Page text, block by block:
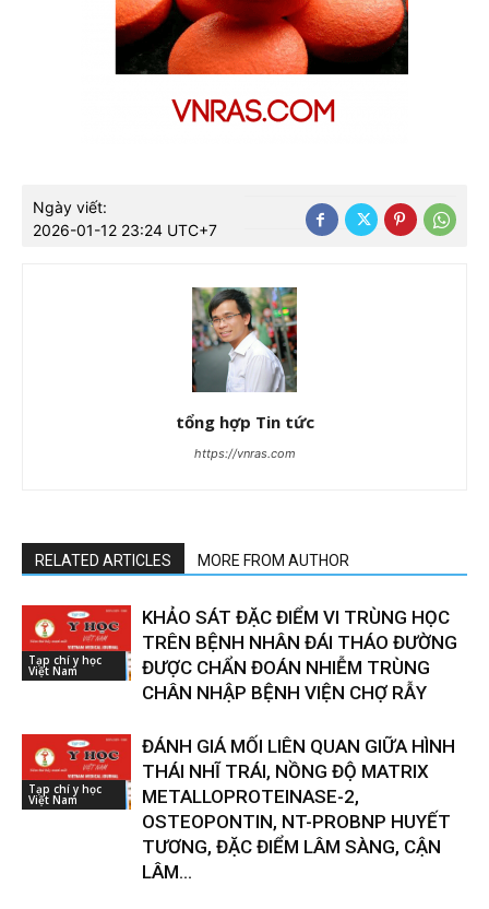
Ngày viết:
2026-01-12 23:24 UTC+7
tổng hợp Tin tức
https://vnras.com
RELATED ARTICLES MORE FROM AUTHOR
Tạp chí y học
Việt Nam
KHẢO SÁT ĐẶC ĐIỂM VI TRÙNG HỌC
TRÊN BỆNH NHÂN ĐÁI THÁO ĐƯỜNG
ĐƯỢC CHẨN ĐOÁN NHIỄM TRÙNG
CHÂN NHẬP BỆNH VIỆN CHỢ RẪY
Tạp chí y học
Việt Nam
ĐÁNH GIÁ MỐI LIÊN QUAN GIỮA HÌNH
THÁI NHĨ TRÁI, NỒNG ĐỘ MATRIX
METALLOPROTEINASE-2,
OSTEOPONTIN, NT-PROBNP HUYẾT
TƯƠNG, ĐẶC ĐIỂM LÂM SÀNG, CẬN
LÂM...